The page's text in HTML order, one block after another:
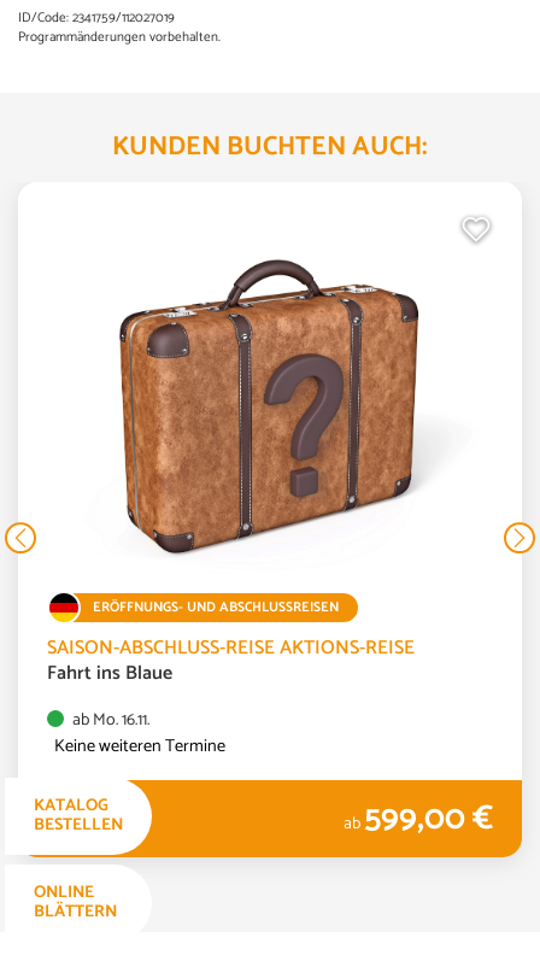
ID/Code: 2341759/112027019
Programmänderungen vorbehalten.
KUNDEN BUCHTEN AUCH:
ERÖFFNUNGS- UND ABSCHLUSSREISEN
SAISON-ABSCHLUSS-REISE AKTIONS-REISE
Fahrt ins Blaue
ab Mo. 16.11.
Keine weiteren Termine
4 TAGE ab599,00 €
KATALOG
BESTELLEN
ONLINE
BLÄTTERN